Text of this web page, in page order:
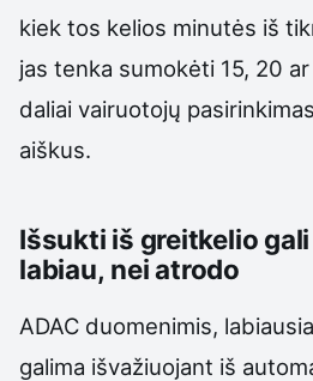
kiek tos kelios minutės iš
jas tenka sumokėti 15, 20
daliai vairuotojų
aiškus.
Išsukti iš greitkelio
labiau, nei atrodo
ADAC duomenimis,
galima išvažiuojant iš